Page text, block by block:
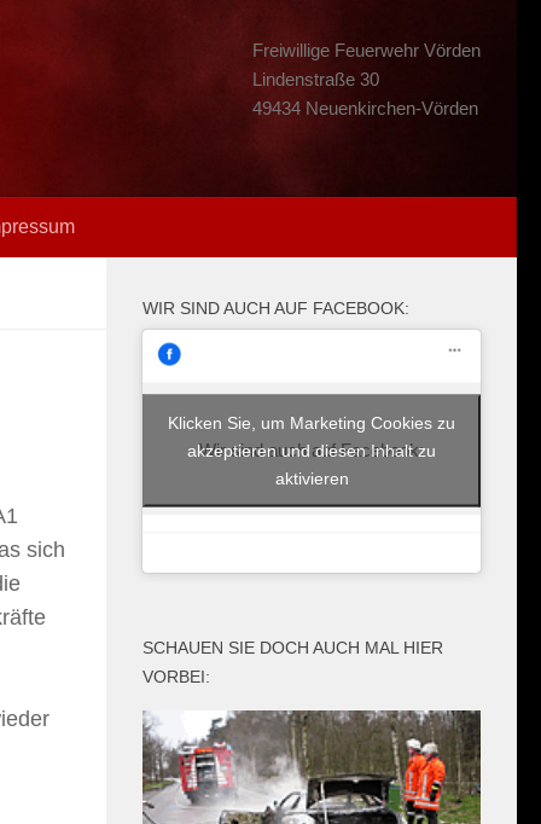
Freiwillige Feuerwehr Vörden
Lindenstraße 30
49434 Neuenkirchen-Vörden
sich
WIR SIND AUCH AUF FACEBOOK:
Wir sind auch auf Facebook:
Klicken Sie, um Marketing Cookies zu
akzeptieren und diesen Inhalt zu
aktivieren
SCHAUEN SIE DOCH AUCH MAL HIER
VORBEI: